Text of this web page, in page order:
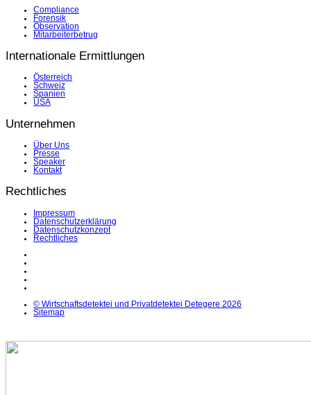
Compliance
Forensik
Observation
Mitarbeiterbetrug
Internationale Ermittlungen
Österreich
Schweiz
Spanien
USA
Unternehmen
Über Uns
Presse
Speaker
Kontakt
Rechtliches
Impressum
Datenschutzerklärung
Datenschutzkonzept
Rechtliches
© Wirtschaftsdetektei und Privatdetektei Detegere 2026
Sitemap